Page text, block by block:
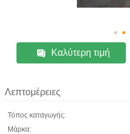
Καλύτερη τιμή
Λεπτομέρειες
Τόπος καταγωγής:
Μάρκα: